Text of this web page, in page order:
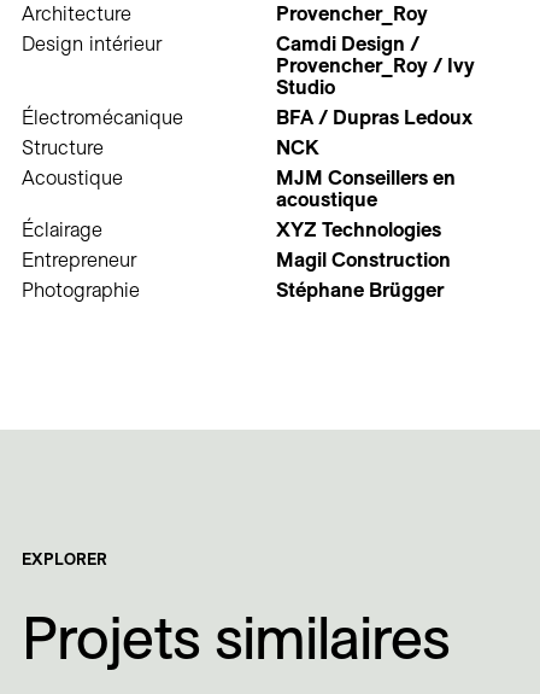
Architecture
Provencher_Roy
Design intérieur
Camdi Design /
Provencher_Roy / Ivy
Studio
Électromécanique
BFA / Dupras Ledoux
Structure
NCK
Acoustique
MJM Conseillers en
acoustique
Éclairage
XYZ Technologies
Entrepreneur
Magil Construction
Photographie
Stéphane Brügger
EXPLORER
Projets similaires